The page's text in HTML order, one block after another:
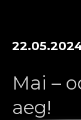
Mai –
aeg!